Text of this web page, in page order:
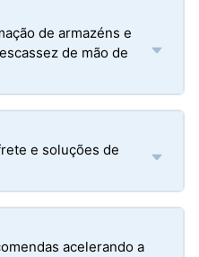
de armazéns e
de mão de
e soluções de
acelerando a